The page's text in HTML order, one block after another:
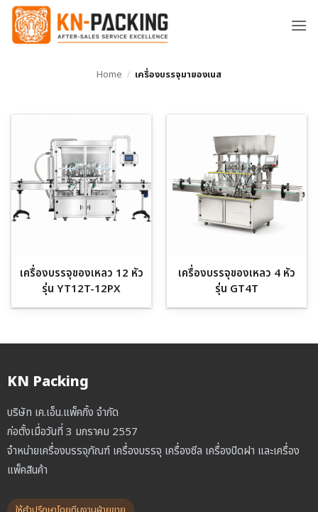
ข้าม
ยัง
Home / เครื่องบรรจุมายองเนส
เครื่องบรรจุของเหลว 12 หัว
รุ่น YT12T-12PX
เครื่องบรรจุของเหลว 4 หัว
รุ่น GT4T
KN Packing
บริษัท เค.เอ็น.แพ็คกิ้ง จำกัด
ก่อตั้งเมื่อวันที่ 3 มกราคม 2557
จำหน่ายเครื่องบรรจุภัณฑ์ เครื่องบรรจุ เครื่องซีล เครื่องปิดฝา และเครื่อง
แพ็คสินค้า